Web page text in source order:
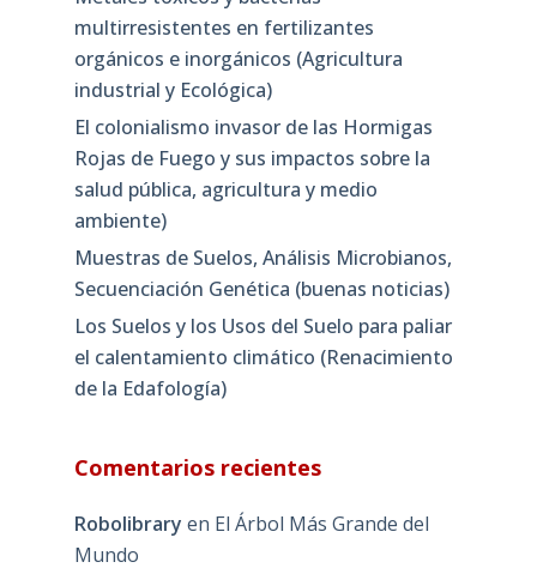
multirresistentes en fertilizantes
orgánicos e inorgánicos (Agricultura
industrial y Ecológica)
El colonialismo invasor de las Hormigas
Rojas de Fuego y sus impactos sobre la
salud pública, agricultura y medio
ambiente)
Muestras de Suelos, Análisis Microbianos,
Secuenciación Genética (buenas noticias)
Los Suelos y los Usos del Suelo para paliar
el calentamiento climático (Renacimiento
de la Edafología)
Comentarios recientes
Robolibrary en El Árbol Más Grande del
Mundo